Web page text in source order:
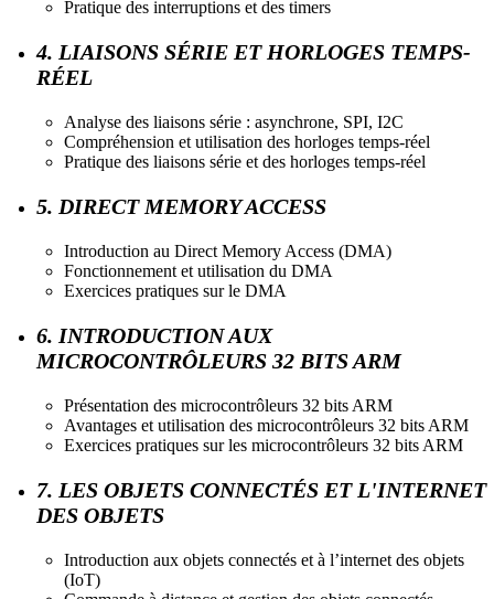
Pratique des interruptions et des timers
4. LIAISONS SÉRIE ET HORLOGES TEMPS-
RÉEL
Analyse des liaisons série : asynchrone, SPI, I2C
Compréhension et utilisation des horloges temps-réel
Pratique des liaisons série et des horloges temps-réel
5. DIRECT MEMORY ACCESS
Introduction au Direct Memory Access (DMA)
Fonctionnement et utilisation du DMA
Exercices pratiques sur le DMA
6. INTRODUCTION AUX
MICROCONTRÔLEURS 32 BITS ARM
Présentation des microcontrôleurs 32 bits ARM
Avantages et utilisation des microcontrôleurs 32 bits ARM
Exercices pratiques sur les microcontrôleurs 32 bits ARM
7. LES OBJETS CONNECTÉS ET L'INTERNET
DES OBJETS
Introduction aux objets connectés et à l’internet des objets
(IoT)